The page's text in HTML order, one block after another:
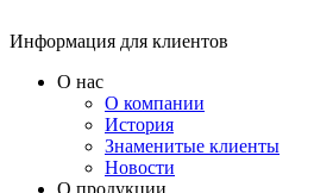
Информация для клиентов
О нас
О компании
История
Знаменитые клиенты
Новости
О продукции